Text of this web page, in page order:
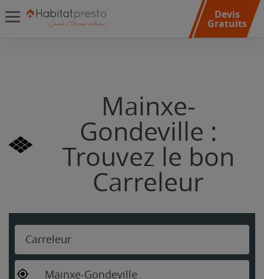
Devis
Gratuits
Mainxe-
Gondeville :
Trouvez le bon
Carreleur
Carreleur
Mainxe-Gondeville